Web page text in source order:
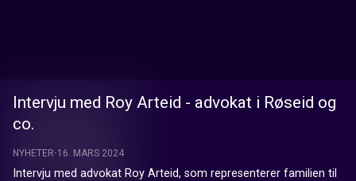
Intervju med Roy Arteid - advokat i Røseid og
co.
NYHETER 16. MARS 2024
Intervju med advokat Roy Arteid, som representerer familien til